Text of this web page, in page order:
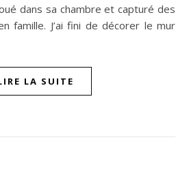
dans sa chambre et capturé des
famille. J’ai fini de décorer le mur
LA SUITE